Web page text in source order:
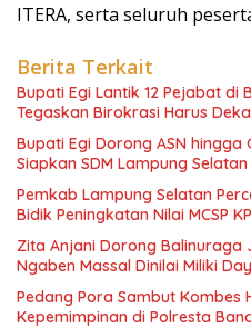
ITERA, serta seluruh
Berita Terkait
Bupati Egi Lantik 12 Pejabat di
Tegaskan Birokrasi Harus
Bupati Egi Dorong ASN hingga
Siapkan SDM Lampung
Pemkab Lampung Selatan
Bidik Peningkatan Nilai MCSP
Zita Anjani Dorong Balinuraga
Ngaben Massal Dinilai Miliki
Pedang Pora Sambut Kombes
Kepemimpinan di Polresta